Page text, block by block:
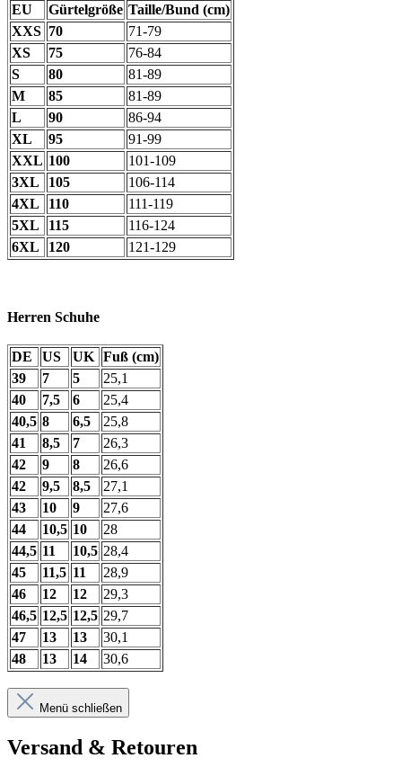
EU Gürtelgröße Taille/Bund (cm)
XXS 70
71-79
XS
75
76-84
S
80
81-89
M
85
81-89
L
90
86-94
XL
95
91-99
XXL 100
101-109
3XL
105
106-114
4XL
110
111-119
5XL
115
116-124
6XL
120 121-129
Herren Schuhe
DE US UK Fuß (cm)
39
7 5
25,1
40
7,5 6
25,4
40,5 8 6,5
25,8
41
8,5 7
26,3
42
9 8
26,6
42
9,5 8,5
27,1
43
10 9
27,6
44
10,5 10
28
44,5 11 10,5 28,4
45
11,5 11
28,9
46
12 12
29,3
46,5 12,5 12,5 29,7
47
13 13
30,1
48
13 14 30,6
Menü schließen
Versand & Retouren